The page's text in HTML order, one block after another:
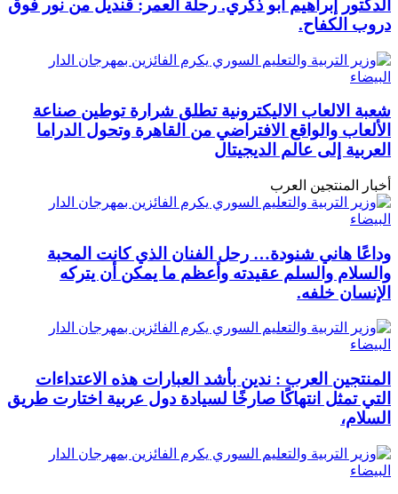
الدكتور إبراهيم أبو ذكري. رحلة العمر: قنديل من نور فوق
دروب الكفاح.
شعبة الالعاب الاليكترونية تطلق شرارة توطين صناعة
الألعاب والواقع الافتراضي من القاهرة وتحول الدراما
العربية إلى عالم الديجيتال
أخبار المنتجين العرب
وداعًا هاني شنودة… رحل الفنان الذي كانت المحبة
والسلام والسلم عقيدته وأعظم ما يمكن أن يتركه
الإنسان خلفه.
المنتجين العرب : ندين بأشد العبارات هذه الاعتداءات
التي تمثل انتهاكًا صارخًا لسيادة دول عربية اختارت طريق
السلام،